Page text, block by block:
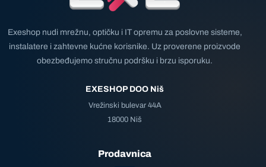
Exeshop nudi mrežnu, optičku i IT opremu za poslovne sisteme,
instalatere i zahtevne kućne korisnike. Uz proverene proizvode
obezbeđujemo stručnu podršku i brzu isporuku.
EXESHOP DOO Niš
Vrežinski bulevar 44A
18000 Niš
Prodavnica